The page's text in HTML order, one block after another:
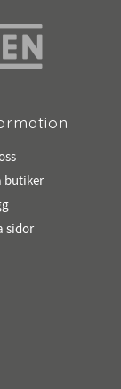
butiker
sidor